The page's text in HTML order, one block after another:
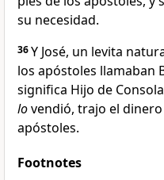
su necesidad.
36Y José, un levita
los apóstoles llamaban
significa Hijo de
lovendió, trajo el
apóstoles.
Footnotes